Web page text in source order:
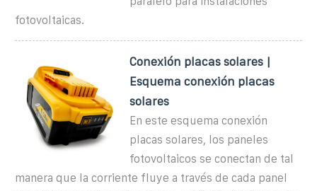
fotovoltaicas.
Conexión placas solares |
Esquema conexión placas
solares
En este esquema conexión
placas solares, los paneles
fotovoltaicos se conectan de tal
manera que la corriente fluye a través de cada panel